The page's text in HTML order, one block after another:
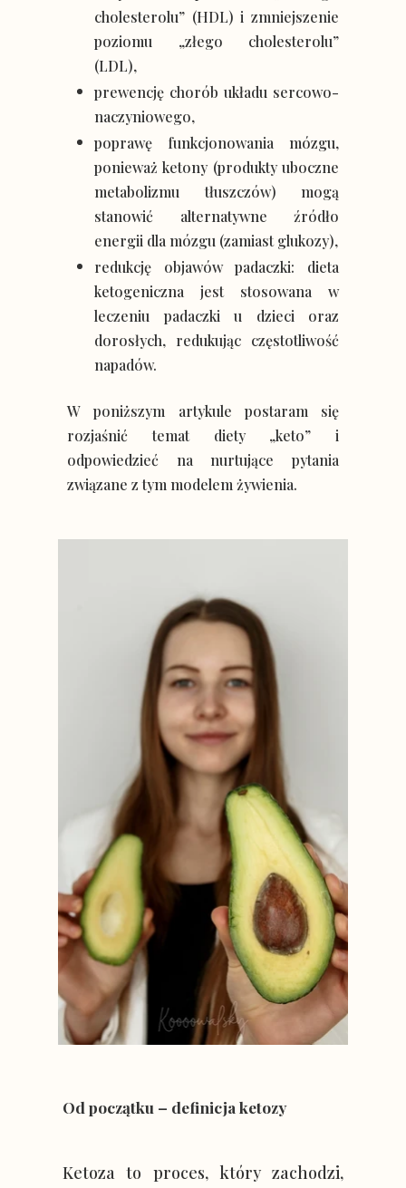
Od początku – definicja ketozy
Ketoza to proces, który zachodzi,
cholesterolu” (HDL) i zmniejszenie
poziomu „złego cholesterolu”
(LDL),
prewencję chorób układu sercowo-
naczyniowego,
poprawę funkcjonowania mózgu,
ponieważ ketony (produkty uboczne
metabolizmu tłuszczów) mogą
stanowić alternatywne źródło
energii dla mózgu (zamiast glukozy),
redukcję objawów padaczki: dieta
ketogeniczna jest stosowana w
leczeniu padaczki u dzieci oraz
dorosłych, redukując częstotliwość
napadów.
W poniższym artykule postaram się
rozjaśnić temat diety „keto” i
odpowiedzieć na nurtujące pytania
związane z tym modelem żywienia.